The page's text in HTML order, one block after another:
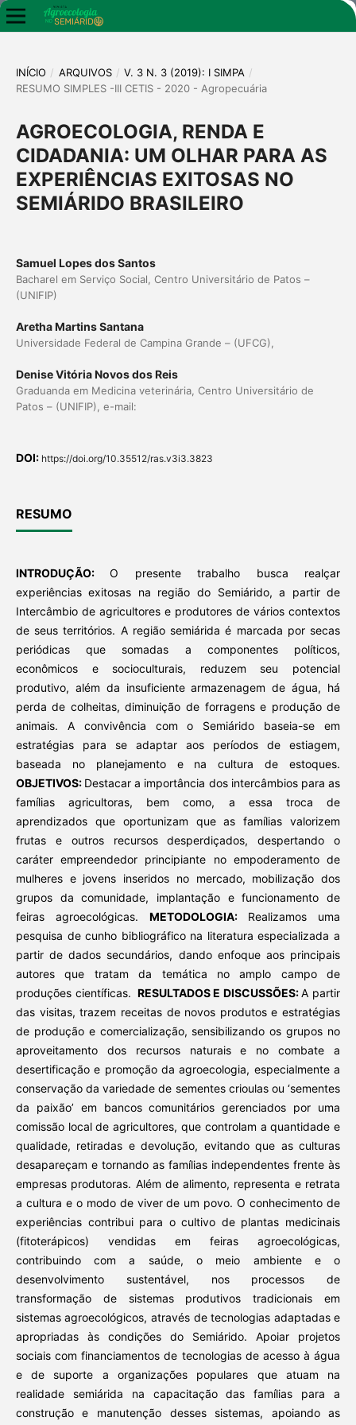
INÍCIO / ARQUIVOS / V. 3 N. 3 (2019): I SIMPA /
RESUMO SIMPLES -III CETIS - 2020 - Agropecuária
AGROECOLOGIA, RENDA E
CIDADANIA: UM OLHAR PARA AS
EXPERIÊNCIAS EXITOSAS NO
SEMIÁRIDO BRASILEIRO
Samuel Lopes dos Santos
Bacharel em Serviço Social, Centro Universitário de Patos –
(UNIFIP)
Aretha Martins Santana
Universidade Federal de Campina Grande – (UFCG),
Denise Vitória Novos dos Reis
Graduanda em Medicina veterinária, Centro Universitário de
Patos – (UNIFIP), e-mail:
DOI: https://doi.org/10.35512/ras.v3i3.3823
RESUMO
INTRODUÇÃO:O presente trabalho busca realçar
experiências exitosas na região do Semiárido, a partir de
Intercâmbio de agricultores e produtores de vários contextos
de seus territórios. A região semiárida é marcada por secas
periódicas que somadas a componentes políticos,
econômicos e socioculturais, reduzem seu potencial
produtivo, além da insuficiente armazenagem de água, há
perda de colheitas, diminuição de forragens e produção de
animais. A convivência com o Semiárido baseia-se em
estratégias para se adaptar aos períodos de estiagem,
baseada no planejamento e na cultura de estoques.
OBJETIVOS: Destacar a importância dos intercâmbios para as
famílias agricultoras, bem como, a essa troca de
aprendizados que oportunizam que as famílias valorizem
frutas e outros recursos desperdiçados, despertando o
caráter empreendedor principiante no empoderamento de
mulheres e jovens inseridos no mercado, mobilização dos
grupos da comunidade, implantação e funcionamento de
feiras agroecológicas. METODOLOGIA: Realizamos uma
pesquisa de cunho bibliográfico na literatura especializada a
partir de dados secundários, dando enfoque aos principais
autores que tratam da temática no amplo campo de
produções científicas. RESULTADOS E DISCUSSÕES:A partir
das visitas, trazem receitas de novos produtos e estratégias
de produção e comercialização, sensibilizando os grupos no
aproveitamento dos recursos naturais e no combate a
desertificação e promoção da agroecologia, especialmente a
conservação da variedade de sementes crioulas ou ‘sementes
da paixão’ em bancos comunitários gerenciados por uma
comissão local de agricultores, que controlam a quantidade e
qualidade, retiradas e devolução, evitando que as culturas
desapareçam e tornando as famílias independentes frente às
empresas produtoras. Além de alimento, representa e retrata
a cultura e o modo de viver de um povo. O conhecimento de
experiências contribui para o cultivo de plantas medicinais
(fitoterápicos) vendidas em feiras agroecológicas,
contribuindo com a saúde, o meio ambiente e o
desenvolvimento sustentável, nos processos de
transformação de sistemas produtivos tradicionais em
sistemas agroecológicos, através de tecnologias adaptadas e
apropriadas às condições do Semiárido. Apoiar projetos
sociais com financiamentos de tecnologias de acesso à água
e de suporte a organizações populares que atuam na
realidade semiárida na capacitação das famílias para a
construção e manutenção desses sistemas, apoiando as